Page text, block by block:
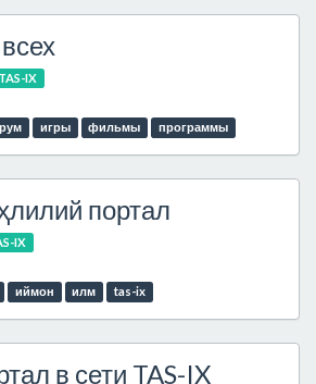
IX
игры фильмы программы
портал
IX
иймон илм tas-ix
в сети TAS-IX